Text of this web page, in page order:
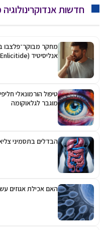
חדשות
אנליסיטיד (Enlicitide)
טיפול הורמונאלי
מוגבר לגלאוקומה
הבדלים בתסמיני
האם אכילת אגוזים